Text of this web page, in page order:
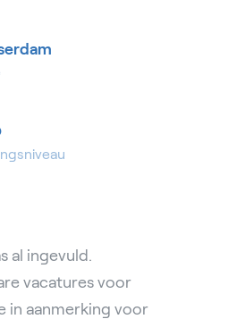
al ingevuld.
vacatures voor
in aanmerking voor